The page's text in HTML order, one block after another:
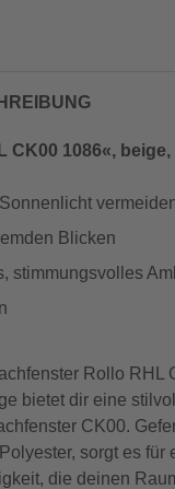
CK00 1086«,
Blicken
stimmungsvolles
Rollo RHL
bietet dir eine
CK00.
sorgt es für
die deinen